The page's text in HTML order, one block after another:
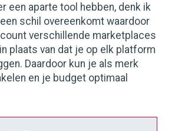
een aparte tool hebben, denk ik
schil overeenkomt waardoor
verschillende marketplaces
plaats van dat je op elk platform
Daardoor kun je als merk
en je budget optimaal